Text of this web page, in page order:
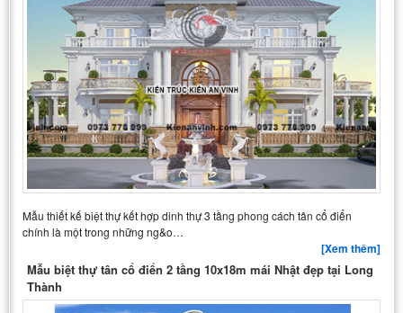
Mẫu thiết kế biệt thự kết hợp dinh thự 3 tầng phong cách tân cổ điển
chính là một trong những ng&o…
[Xem thêm]
Mẫu biệt thự tân cổ điển 2 tầng 10x18m mái Nhật đẹp tại Long
Thành